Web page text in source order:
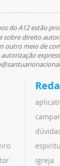
do A12 estão
sobre direito
outro meio de
igreja